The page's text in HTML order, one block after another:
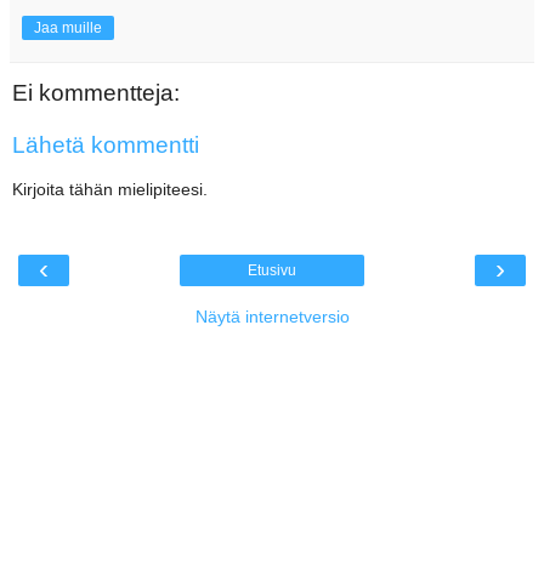
Jaa muille
Ei kommentteja:
Lähetä kommentti
Kirjoita tähän mielipiteesi.
‹ ›
Etusivu
Näytä internetversio